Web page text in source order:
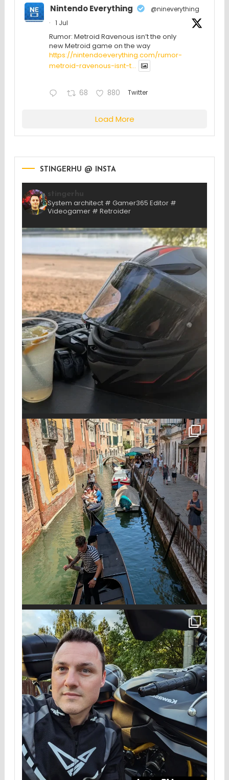
Nintendo Everything
@nineverything
·
1 Jul
Rumor: Metroid Ravenous isn’t the only
new Metroid game on the way
https://nintendoeverything.com/rumor-
metroid-ravenous-isnt-t...
68 880 Twitter
Load More
STINGERHU @ INSTA
System architect # Gamer365 Editor #
Videogamer # Retroider